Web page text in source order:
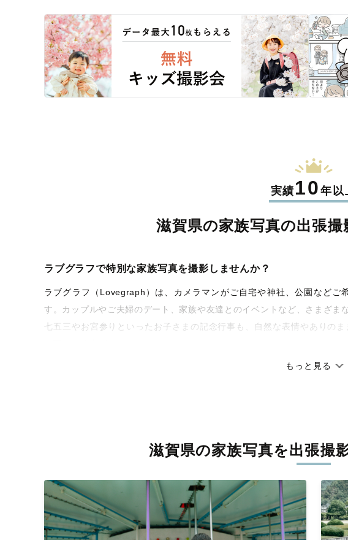
実績10年以
滋賀県の家族写真の出張撮
ラブグラフで特別な家族写真を撮影しませんか？
ラブグラフ（Lovegraph）は、カメラマンがご自宅や神社、公園などご
す。カップルやご夫婦のデート、家族や友達とのイベントなど、さまざま
七五三やお宮参りといったお子さまの記念行事も、自然な表情やありの
丁寧なレタッチで思い出を美しく仕上げます
きっと「こんな写真を撮ってほしかった！」と思える一枚に出会えます。
もっと見る
滋賀県の家族写真を出張撮